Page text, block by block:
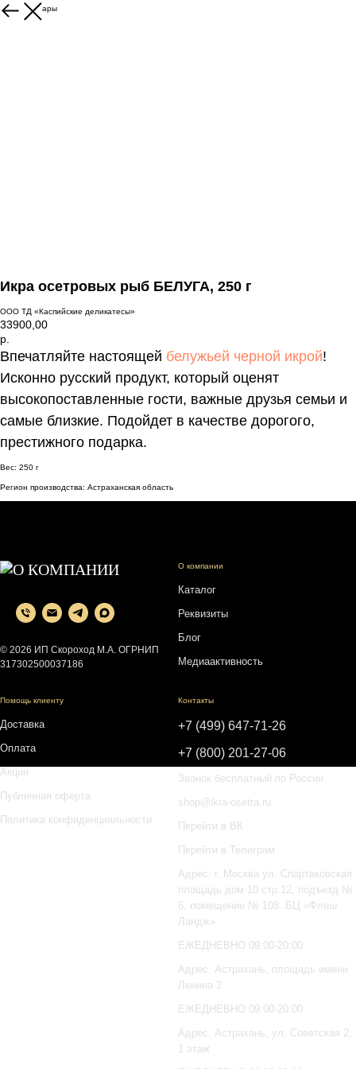
Другие товары
Икра осетровых рыб БЕЛУГА, 250 г
ООО ТД «Каспийские деликатесы»
33900,00
р.
Впечатляйте настоящей белужьей черной икрой!
Исконно русский продукт, который оценят
высокопоставленные гости, важные друзья семьи и
самые близкие. Подойдет в качестве дорогого,
престижного подарка.
Вес: 250 г
Регион производства: Астраханская область
© 2026 ИП Скороход М.А. ОГРНИП
317302500037186
О компании
Каталог
Реквизиты
Блог
Медиаактивность
Помощь клиенту
Доставка
Оплата
Акции
Публичная оферта
Политика конфиденциальности
Контакты
+7 (499) 647-71-26
+7 (800) 201-27-06
Звонок бесплатный по России
shop@ikra-osetra.ru
Перейти в ВК
Перейти в Телеграм
Адрес: г. Москва ул. Спартаковская
площадь дом 10 стр.12, подъезд №
6, помещение № 108. БЦ «Флеш
Ландж»
ЕЖЕДНЕВНО 09:00-20:00
Адрес: Астрахань, площадь имени
Ленина 2
ЕЖЕДНЕВНО 09:00-20:00
Адрес: Астрахань, ул. Советская 2,
1 этаж